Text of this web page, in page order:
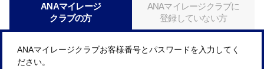
ANAマイレージ
クラブの方
ANAマイレージクラブに
登録していない方
ANAマイレージクラブお客様番号とパスワードを入力してく
ださい。